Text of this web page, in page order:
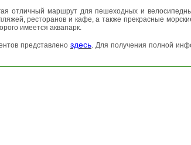
отличный маршрут для пешеходных и
ресторанов и кафе, а также прекрасные
имеется аквапарк.
представлено здесь. Для получения полной